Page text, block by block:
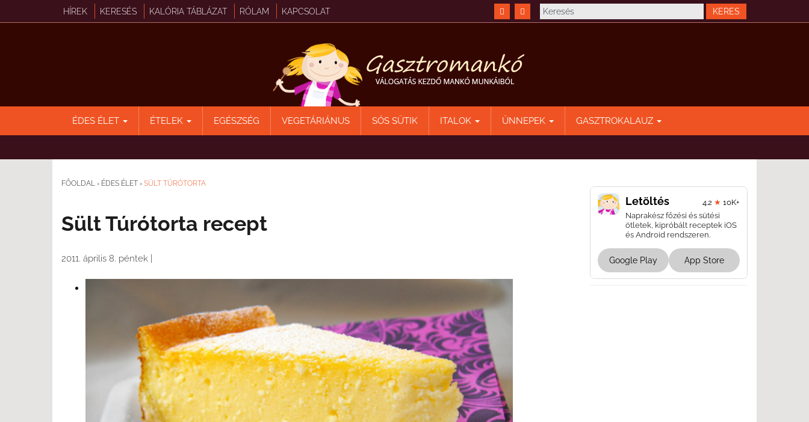
HÍREK KERESÉS KALÓRIA TÁBLÁZAT RÓLAM KAPCSOLAT
ÉDES ÉLET ÉTELEK EGÉSZSÉG VEGETÁRIÁNUS SÓS SÜTIK ITALOK ÜNNEPEK GASZTROKALAUZ
FŐOLDAL › ÉDES ÉLET › SÜLT TÚRÓTORTA
Sült Túrótorta recept
2011. április 8. péntek
Letöltés 4.2 ★ 10K+
Naprakész főzési és sütési
ötletek, kipróbált receptek iOS
és Android rendszeren.
Google Play App Store